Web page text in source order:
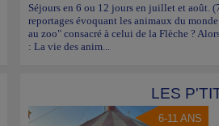
Séjours en 6 ou 12 jours en juillet et août.
reportages évoquant les animaux du
au zoo" consacré à celui de la Flèche ?
: La vie des anim...
LES
6-11 ANS